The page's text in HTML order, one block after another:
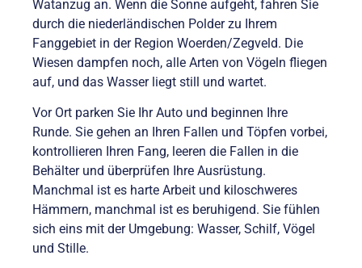
Watanzug an. Wenn die Sonne aufgeht, fahren Sie
durch die niederländischen Polder zu Ihrem
Fanggebiet in der Region Woerden/Zegveld. Die
Wiesen dampfen noch, alle Arten von Vögeln fliegen
auf, und das Wasser liegt still und wartet.
Vor Ort parken Sie Ihr Auto und beginnen Ihre
Runde. Sie gehen an Ihren Fallen und Töpfen vorbei,
kontrollieren Ihren Fang, leeren die Fallen in die
Behälter und überprüfen Ihre Ausrüstung.
Manchmal ist es harte Arbeit und kiloschweres
Hämmern, manchmal ist es beruhigend. Sie fühlen
sich eins mit der Umgebung: Wasser, Schilf, Vögel
und Stille.